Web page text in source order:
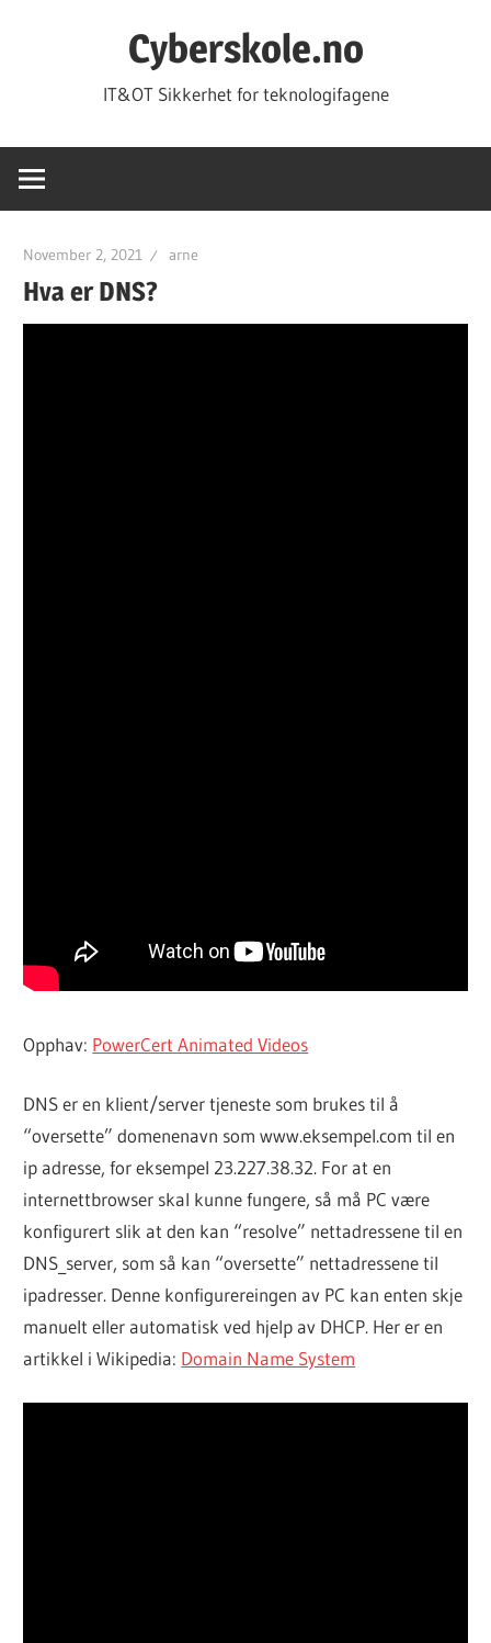
Cyberskole.no
IT&OT Sikkerhet for teknologifagene
November 2, 2021 arne
Hva er DNS?
Opphav: PowerCert Animated Videos
DNS er en klient/server tjeneste som brukes til å
“oversette” domenenavn som www.eksempel.com til en
ip adresse, for eksempel 23.227.38.32. For at en
internettbrowser skal kunne fungere, så må PC være
konfigurert slik at den kan “resolve” nettadressene til en
DNS_server, som så kan “oversette” nettadressene til
ipadresser. Denne konfigurereingen av PC kan enten skje
manuelt eller automatisk ved hjelp av DHCP. Her er en
artikkel i Wikipedia: Domain Name System